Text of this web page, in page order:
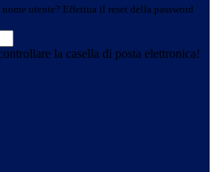
utente? Effettua il reset della password
la casella di posta elettronica!